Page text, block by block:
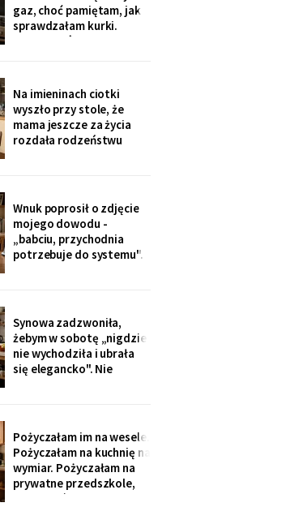
weekend inni ludzie z
walizkami, klucze w
skrzynce na szyfr.
gaz, choć pamiętam, jak
sprawdzałam kurki.
Klucze, które „zgubiłam",
sąsiadka wspomniała, że
córka była u mnie we
wtorek - kiedy ja
siedziałam w przychodni.
Nigdy nie dawałam
Na imieninach ciotki
wyszło przy stole, że
mama jeszcze za życia
rozdała rodzeństwu
dostałam jej różaniec, po
pogrzebie, z szuflady.
Siostra wyjaśniła: „Ty i
tak zawsze byłaś
ustawiona."
Wnuk poprosił o zdjęcie
mojego dowodu -
„babciu, przychodnia
potrzebuje do systemu".
tysiące, na moje dane.
Wnuk płakał, że odda.
Córka na to: „tylko
nigdzie nie zgłaszaj,
chcesz mu zniszczyć
Synowa zadzwoniła,
żebym w sobotę „nigdzie
nie wychodziła i ubrała
się elegancko". Nie
domu opieki. Przyjechali
z tortem i laptopem:
bilety do Rzymu na moje
siedemdziesiąte
urodziny
Pożyczałam im na wesele.
Pożyczałam na kuchnię na
wymiar. Pożyczałam na
prywatne przedszkole,
„bo Kubuś jest wrażliwy".